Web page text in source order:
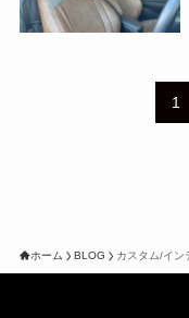
1
ホーム BLOG カスタム/イン